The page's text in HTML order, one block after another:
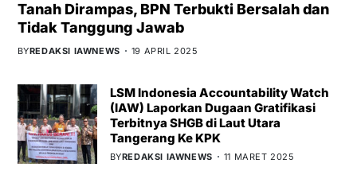
Tanah Dirampas, BPN Terbukti Bersalah dan
Tidak Tanggung Jawab
BYREDAKSI IAWNEWS 19 APRIL 2025
LSM Indonesia Accountability Watch
(IAW) Laporkan Dugaan Gratifikasi
Terbitnya SHGB di Laut Utara
Tangerang Ke KPK
BYREDAKSI IAWNEWS 11 MARET 2025